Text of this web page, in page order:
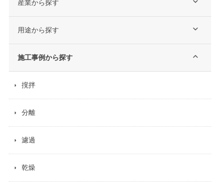
産業から探す
用途から探す
施工事例から探す
撹拌
分離
濾過
乾燥